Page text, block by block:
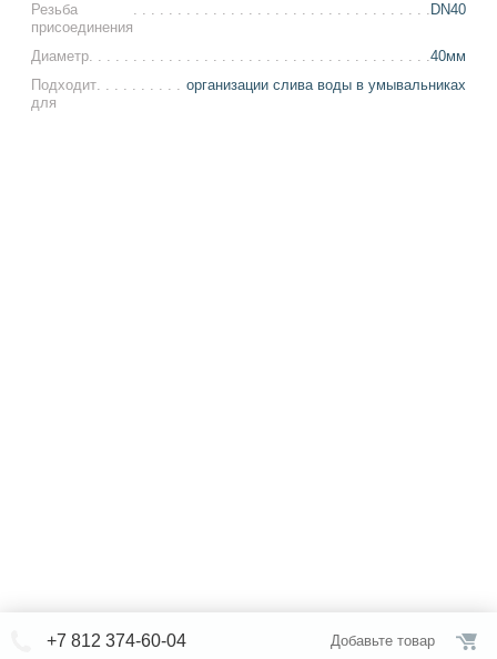
Резьба
присоединения
DN40
Диаметр
40мм
Подходит
для
организации слива воды в умывальниках
+7 812 374-60-04 Добавьте товар